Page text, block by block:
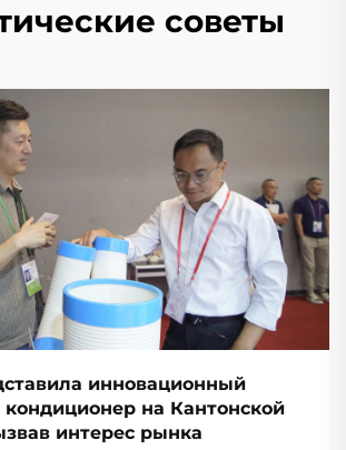
советы
инновационный
на Кантонской
интерес рынка